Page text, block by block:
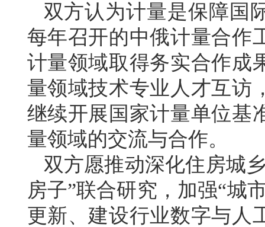
双方认为计量是保障国
每年召开的中俄计量合作
计量领域取得务实合作成
量领域技术专业人才互访
继续开展国家计量单位基
量领域的交流与合作。
双方愿推动深化住房城
房子”联合研究，加强“城
更新、建设行业数字与人